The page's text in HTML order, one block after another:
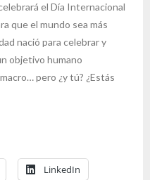
el Día Internacional
que el mundo sea más
nació para celebrar y
objetivo humano
pero ¿y tú? ¿Estás
LinkedIn